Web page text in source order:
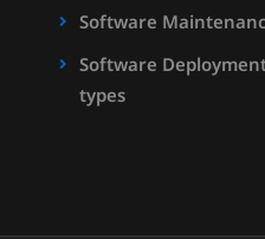
Software
Software
types